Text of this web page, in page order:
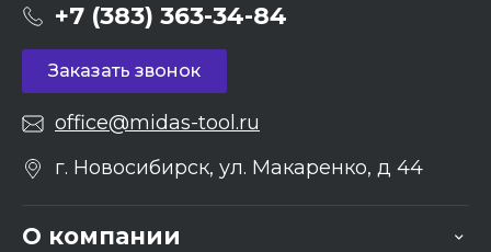
+7 (383) 363-34-84
Заказать звонок
office@midas-tool.ru
г. Новосибирск, ул. Макаренко, д 44
О компании